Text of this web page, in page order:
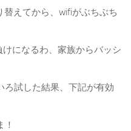
替えてから、wifiがぶちぶち
になるわ、家族からバッシ
ろ試した結果、下記が有効